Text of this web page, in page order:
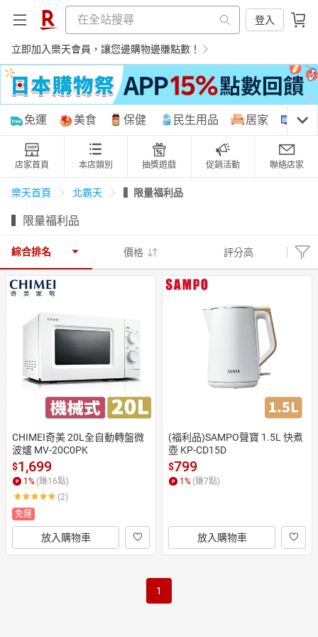
登入
立即加入樂天會員，讓您邊購物邊賺點數！
購物網分類
天天免運 美食蛋糕 養生保健
居家生活 3C家電 親子玩具
化妝保養 情趣用品
日本購物 電子/紙本書
HOT
免運 美食 保健 民生用品 居家 3C
店家首頁 本店類別 抽獎遊戲 促銷活動 聯絡店家
樂天首頁 北霸天 ▍限量福利品
▍限量福利品
綜合排名 價格 評分高
CHIMEI奇美 20L全自動轉盤微
波爐 MV-20C0PK
$1,699
1 % (賺16點)
(2)
免運
放入購物車
(福利品)SAMPO聲寶 1.5L 快煮
壺 KP-CD15D
$799
1 % (賺7點)
放入購物車
1